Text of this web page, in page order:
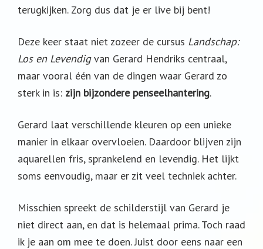
terugkijken. Zorg dus dat je er live bij bent!
Deze keer staat niet zozeer de cursus Landschap:
Los en Levendigvan Gerard Hendriks centraal,
maar vooral één van de dingen waar Gerard zo
sterk in is: zijn bijzondere penseelhantering.
Gerard laat verschillende kleuren op een unieke
manier in elkaar overvloeien. Daardoor blijven zijn
aquarellen fris, sprankelend en levendig. Het lijkt
soms eenvoudig, maar er zit veel techniek achter.
Misschien spreekt de schilderstijl van Gerard je
niet direct aan, en dat is helemaal prima. Toch raad
ik je aan om mee te doen. Juist door eens naar een